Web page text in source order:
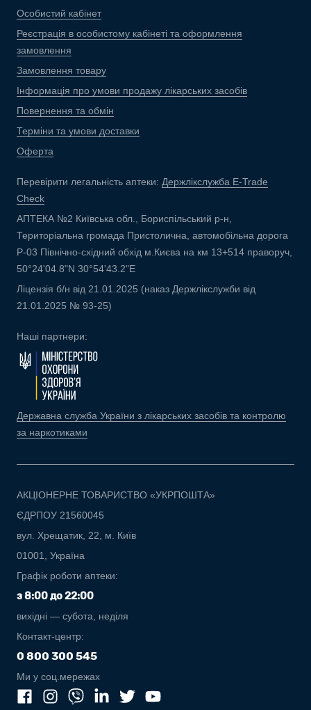
Особистий кабінет
Реєстрація в особистому кабінеті та оформлення
замовлення
Замовлення товару
Інформація про умови продажу лікарських засобів
Повернення та обмін
Терміни та умови доставки
Оферта
Перевірити легальність аптеки: Держлікслужба E-Trade
Check
АПТЕКА №2 Київська обл., Бориспільський р-н,
Територіальна громада Пристолична, автомобільна дорога
Р-03 Північно-східний обхід м.Києва на км 13+514 праворуч,
50°24'04.8"N 30°54'43.2"E
Ліцензія б/н від 21.01.2025 (наказ Держлікслужби від
21.01.2025 № 93-25)
Наші партнери:
Державна служба України з лікарських засобів та контролю
за наркотиками
АКЦІОНЕРНЕ ТОВАРИСТВО «УКРПОШТА»
ЄДРПОУ 21560045
вул. Хрещатик, 22, м. Київ
01001, Україна
Графік роботи аптеки:
з 8:00 до 22:00
вихідні — субота, неділя
Контакт-центр:
0 800 300 545
Ми у соц.мережах